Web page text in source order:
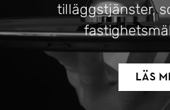
tilläggstjänster,
Läs